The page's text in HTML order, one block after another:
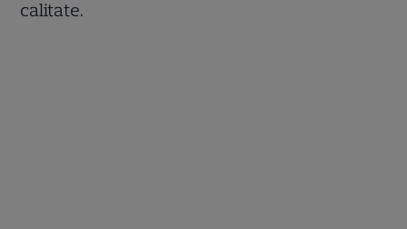
calitate.